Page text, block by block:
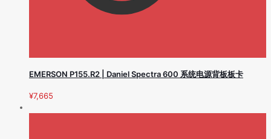
EMERSON P155.R2 | Daniel Spectra 600 系统电源背板板卡
¥7,665